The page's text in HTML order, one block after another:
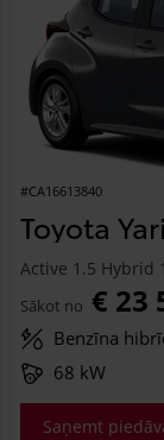
#CA16613840
Toyota
Active 1.5 Hybrid
Sākot no € 23
Benzīna
68 kW
Saņemt